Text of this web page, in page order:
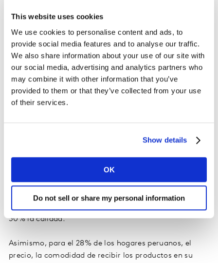
This website uses cookies
We use cookies to personalise content and ads, to
provide social media features and to analyse our traffic.
We also share information about your use of our site with
our social media, advertising and analytics partners who
may combine it with other information that you’ve
provided to them or that they’ve collected from your use
of their services.
Show details
OK
Do not sell or share my personal information
logrando crecer 14% en valor, apalancado
principalmente por categorías como colonias/
fragancias y maquillaje.
En Kantar preguntamos a los hogares cuales eran sus
principales motivadores de compra, con relación a
productos de venta directa (catálogo),
hogares de nivel socioeconómico medios ( NSE C).
Por otro lado, 4 de cada 10 hogares consideran como
principal motivador las facilidades de pago,
acentuándose en amas de casa maduras; mientras que
30% la calidad.
Asimismo, para el 28% de los hogares peruanos, el
precio, la comodidad de recibir los productos en su